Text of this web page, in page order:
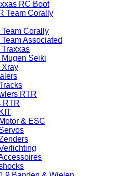
RC Boot
Team Corally
Corally
Associated
Traxxas
Mugen Seiki
Xray
RTR
RTR
& ESC